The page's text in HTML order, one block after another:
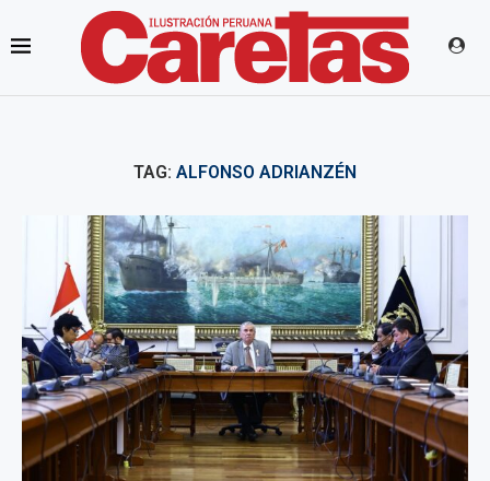
TAG: ALFONSO ADRIANZÉN